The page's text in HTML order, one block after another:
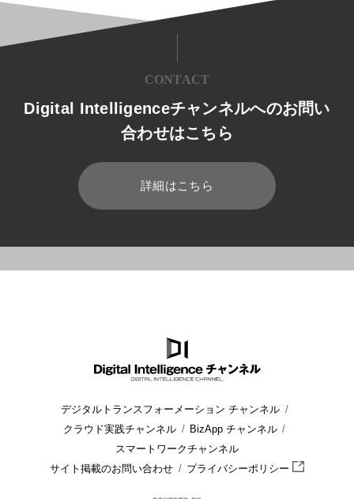
CONTACT
Digital Intelligenceチャンネルへのお問い
合わせはこちら
詳細はこちら
デジタルトランスフォーメーション チャンネル
クラウド実践チャンネル
BizApp チャンネル
スマートワークチャンネル
サイト掲載のお問い合わせ
プライバシーポリシー